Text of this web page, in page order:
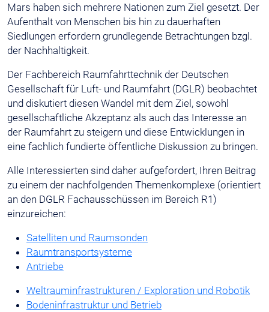
Mars haben sich mehrere Nationen zum Ziel gesetzt. Der
Aufenthalt von Menschen bis hin zu dauerhaften
Siedlungen erfordern grundlegende Betrachtungen bzgl.
der Nachhaltigkeit.
Der Fachbereich Raumfahrttechnik der Deutschen
Gesellschaft für Luft- und Raumfahrt (DGLR) beobachtet
und diskutiert diesen Wandel mit dem Ziel, sowohl
gesellschaftliche Akzeptanz als auch das Interesse an
der Raumfahrt zu steigern und diese Entwicklungen in
eine fachlich fundierte öffentliche Diskussion zu bringen.
Alle Interessierten sind daher aufgefordert, Ihren Beitrag
zu einem der nachfolgenden Themenkomplexe (orientiert
an den DGLR Fachausschüssen im Bereich R1)
einzureichen:
Satelliten und Raumsonden
Raumtransportsysteme
Antriebe
Weltrauminfrastrukturen / Exploration und Robotik
Bodeninfrastruktur und Betrieb